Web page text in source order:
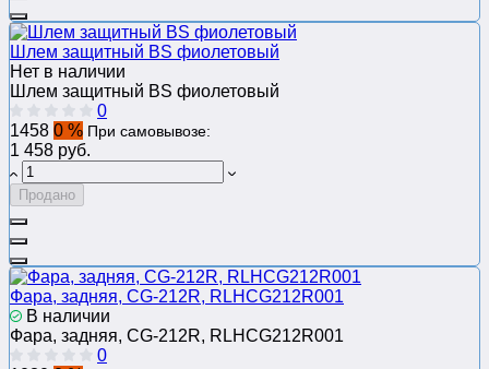
Шлем защитный BS фиолетовый
Нет в наличии
Шлем защитный BS фиолетовый
0
1458 0 % При самовывозе:
1 458 руб.
Продано
Фара, задняя, CG-212R, RLHCG212R001
В наличии
Фара, задняя, CG-212R, RLHCG212R001
0